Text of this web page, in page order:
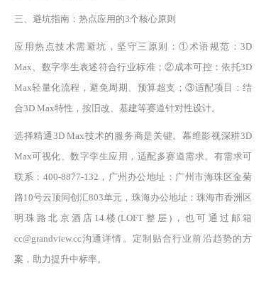
三、避坑指南：热点应用的3个核心原则
应用热点技术需避坑，坚守三原则：①术语规范：3D
Max、数字孪生表述符合行业标准；②成本可控：依托3D
Max轻量化流程，避免周期、预算超支；③适配项目：结
合3D Max特性，按旧改、基建等赛道针对性设计。
选择精通3D Max技术的服务商是关键。幕维影视深耕3D
Max可视化、数字孪生应用，适配多赛道需求。有需求可
联系：400-8877-132，广州办公地址：广州市海珠区金菊
路10号云顶同创汇803单元，珠海办公地址：珠海市香洲区
明珠路北京酒店14楼(LOFT整层)，也可通过邮箱
cc@grandview.cc沟通详情。定制贴合行业前沿趋势的方
案，助力提升中标率。